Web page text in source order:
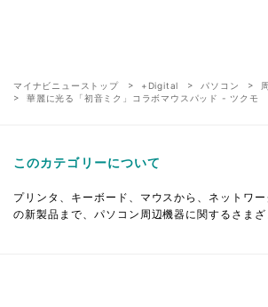
マイナビニューストップ +Digital パソコン
華麗に光る「初音ミク」コラボマウスパッド - ツクモ
このカテゴリーについて
プリンタ、キーボード、マウスから、ネットワ
の新製品まで、パソコン周辺機器に関するさまざ